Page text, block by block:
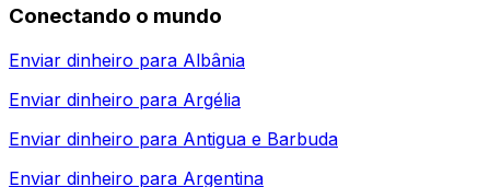
Conectando o mundo
Enviar dinheiro para Albânia
Enviar dinheiro para Argélia
Enviar dinheiro para Antigua e Barbuda
Enviar dinheiro para Argentina